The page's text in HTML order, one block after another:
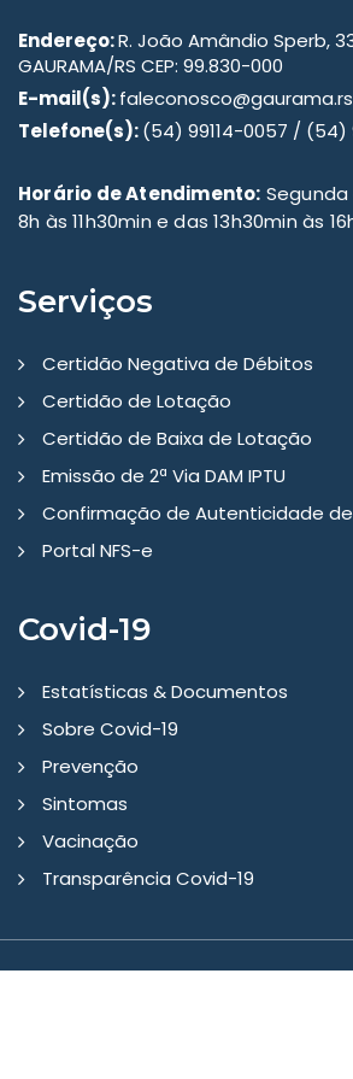
Endereço:R. João Amândio Sperb,
GAURAMA/RS CEP: 99.830-000
E-mail(s):
Telefone(s):(54) 99114-0057 / (54)
Horário de Atendimento:
8h às 11h30min e das 13h30min às
Serviços
Certidão Negativa de Débitos
Certidão de Lotação
Certidão de Baixa de Lotação
Emissão de 2ª Via DAM IPTU
Confirmação de Autenticidade
Portal NFS-e
Covid-19
Estatísticas & Documentos
Sobre Covid-19
Prevenção
Sintomas
Vacinação
Transparência Covid-19